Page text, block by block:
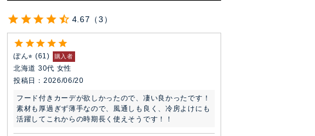
4.67 3
ぽん⭐︎ 61 購入者
北海道 30代 女性
投稿日
2026/06/20
フード付きカーデが欲しかったので、凄い良かったです！
素材も厚過ぎず薄手なので、風通しも良く、冷房よけにも
活躍してこれからの時期長く使えそうです！！